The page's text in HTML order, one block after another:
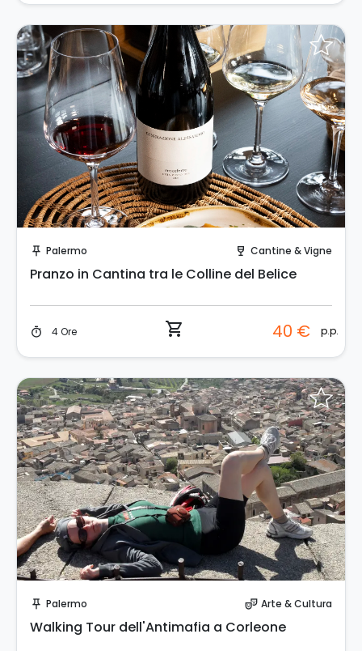
push_pin Palermo wine_bar Cantine & Vigne
Pranzo in Cantina tra le Colline del Belice
timer 4 Ore shopping_cart 40 € p.p.
push_pin Palermo theater_comedy Arte & Cultura
Walking Tour dell'Antimafia a Corleone